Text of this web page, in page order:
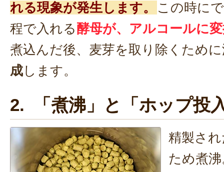
れる現象が発生します。
この時に
程で入れる酵母が、アルコールに
煮込んだ後、麦芽を取り除くため
成します。
2. 「煮沸」と「ホップ投
精製さ
ため煮